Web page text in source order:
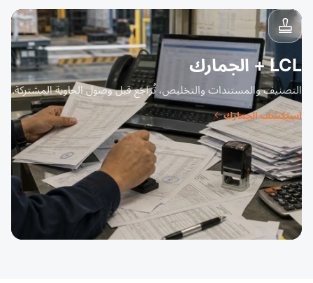
LCL + الجمارك
التصنيف والمستندات والتخليص، تُراجَع قبل وصول الحاوية المشتركة.
استكشف الجمارك